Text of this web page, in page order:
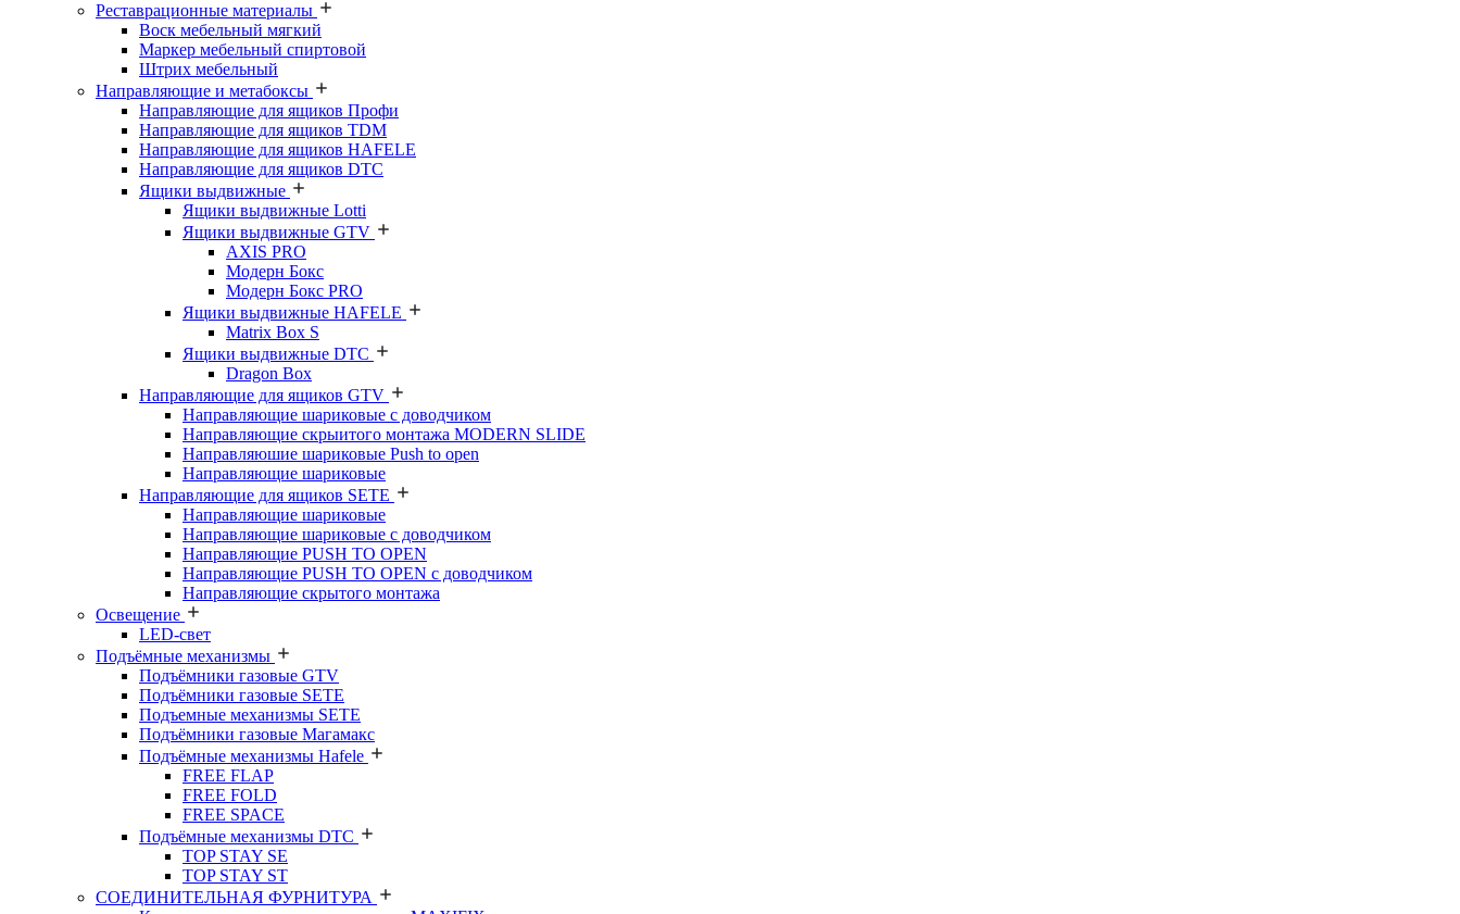
Реставрационные материалы
Воск мебельный мягкий
Маркер мебельный спиртовой
Штрих мебельный
Направляющие и метабоксы
Направляющие для ящиков Профи
Направляющие для ящиков TDM
Направляющие для ящиков HAFELE
Направляющие для ящиков DTC
Ящики выдвижные
Ящики выдвижные Lotti
Ящики выдвижные GTV
AXIS PRO
Модерн Бокс
Модерн Бокс PRO
Ящики выдвижные HAFELE
Matrix Box S
Ящики выдвижные DTC
Dragon Box
Направляющие для ящиков GTV
Направляющие шариковые с доводчиком
Направляющие скрыитого монтажа MODERN SLIDE
Направляюшие шариковые Push to open
Направляющие шариковые
Направляющие для ящиков SETE
Направляющие шариковые
Направляющие шариковые с доводчиком
Направляющие PUSH TO OPEN
Направляющие PUSH TO OPEN с доводчиком
Направляющие скрытого монтажа
Освещение
LED-свет
Подъёмные механизмы
Подъёмники газовые GTV
Подъёмники газовые SETE
Подъемные механизмы SETE
Подъёмники газовые Магамакс
Подъёмные механизмы Hafele
FREE FLAP
FREE FOLD
FREE SPACE
Подъёмные механизмы DTC
TOP STAY SE
TOP STAY ST
СОЕДИНИТЕЛЬНАЯ ФУРНИТУРА